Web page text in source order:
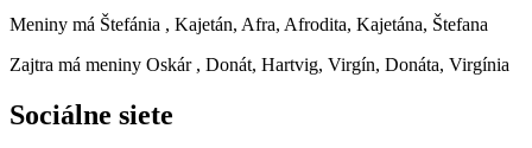
Meniny má Štefánia , Kajetán, Afra, Afrodita, Kajetána, Štefana
Zajtra má meniny Oskár , Donát, Hartvig, Virgín, Donáta, Virgínia
Sociálne siete